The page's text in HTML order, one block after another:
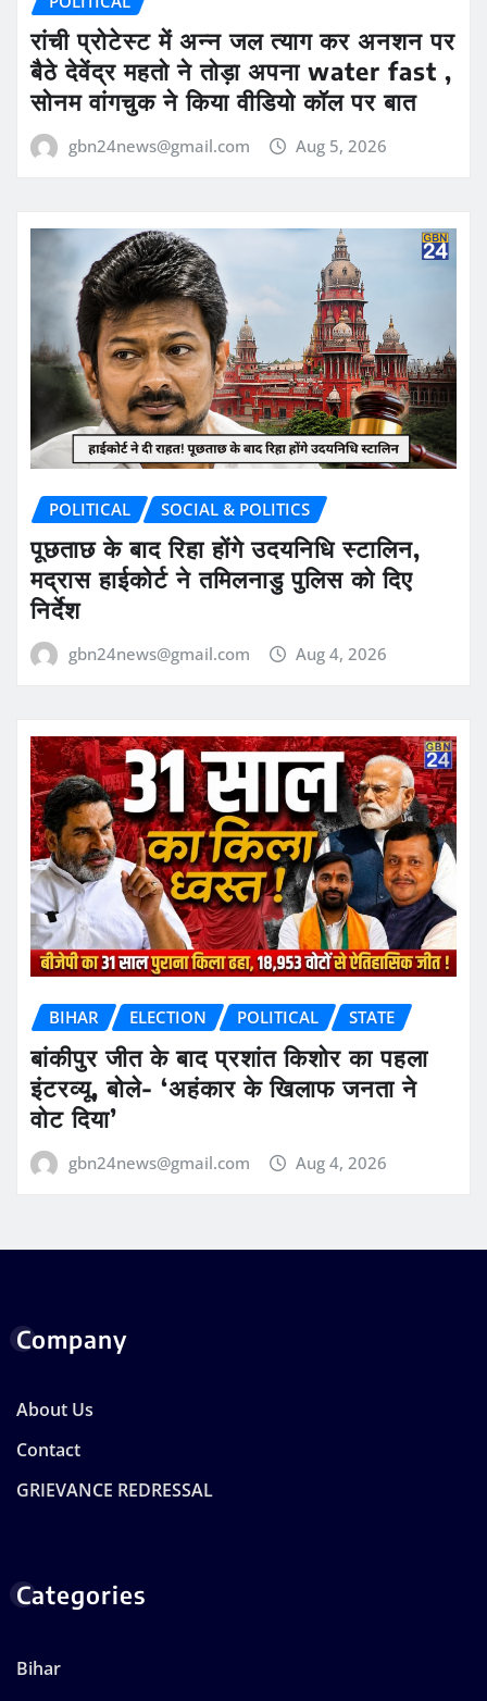
रांची प्रोटेस्ट में अन्न जल त्याग कर अनशन पर
बैठे देवेंद्र महतो ने तोड़ा अपना water fast ,
सोनम वांगचुक ने किया वीडियो कॉल पर बात
gbn24news@gmail.com Aug 5, 2026
POLITICAL SOCIAL & POLITICS
पूछताछ के बाद रिहा होंगे उदयनिधि स्टालिन,
मद्रास हाईकोर्ट ने तमिलनाडु पुलिस को दिए
निर्देश
gbn24news@gmail.com Aug 4, 2026
BIHAR ELECTION POLITICAL STATE
बांकीपुर जीत के बाद प्रशांत किशोर का पहला
इंटरव्यू, बोले- ‘अहंकार के खिलाफ जनता ने
वोट दिया’
gbn24news@gmail.com Aug 4, 2026
Company
About Us
Contact
GRIEVANCE REDRESSAL
Categories
Bihar